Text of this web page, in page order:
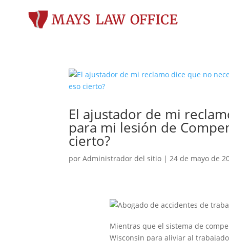
El ajustador de mi
para mi lesión de
cierto?
porAdministrador del sitio |24 de mayo de
Mientras que el sistema de
Wisconsin para aliviar al